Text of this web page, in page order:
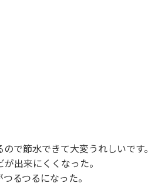
で節水できて大変うれしいです。
出来にくくなった。
るつるになった。